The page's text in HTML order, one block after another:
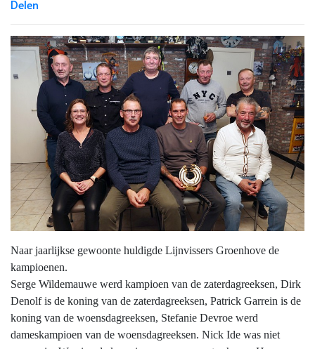
Delen
Naar jaarlijkse gewoonte huldigde Lijnvissers Groenhove de
kampioenen.
Serge Wildemauwe werd kampioen van de zaterdagreeksen, Dirk
Denolf is de koning van de zaterdagreeksen, Patrick Garrein is de
koning van de woensdagreeksen, Stefanie Devroe werd
dameskampioen van de woensdagreeksen. Nick Ide was niet